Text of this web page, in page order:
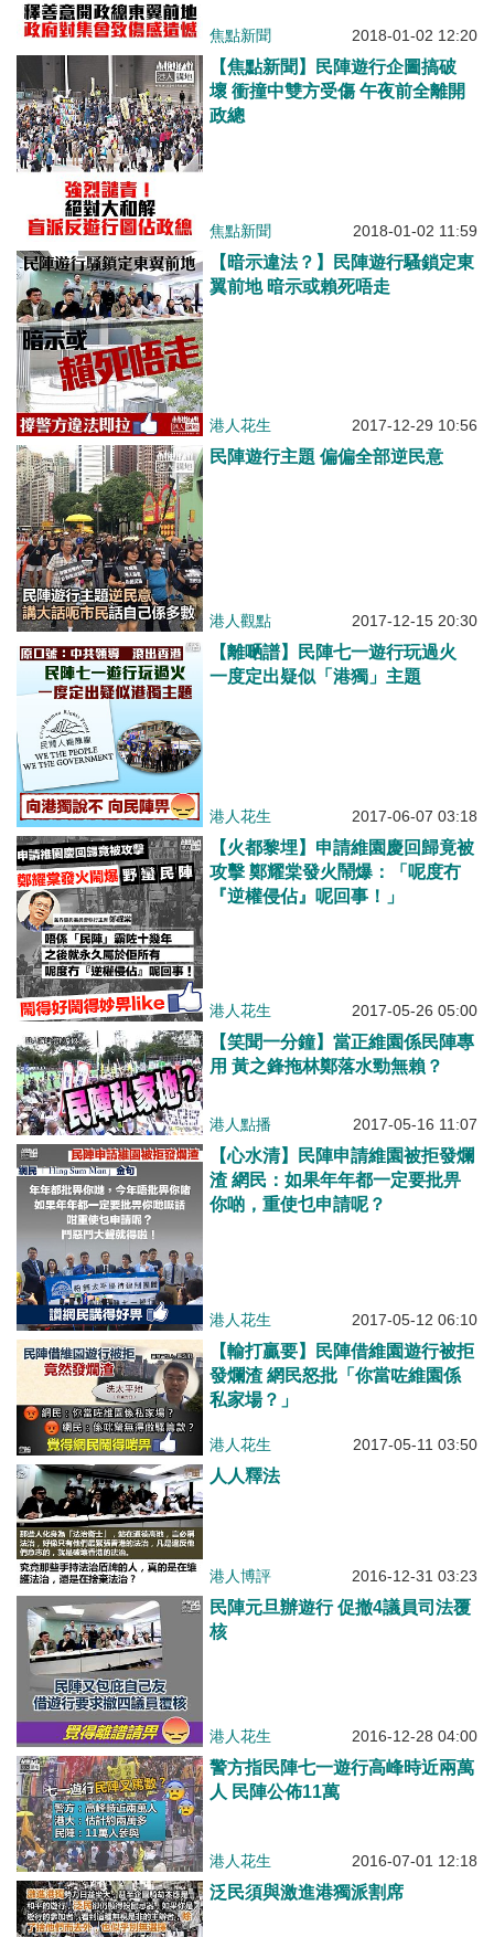
焦點新聞 2018-01-02 12:20
【焦點新聞】民陣遊行企圖搞破
壞 衝撞中雙方受傷 午夜前全離開
政總
焦點新聞 2018-01-02 11:59
【暗示違法？】民陣遊行騷鎖定東
翼前地 暗示或賴死唔走
港人花生 2017-12-29 10:56
民陣遊行主題 偏偏全部逆民意
港人觀點 2017-12-15 20:30
【離嗮譜】民陣七一遊行玩過火
一度定出疑似「港獨」主題
港人花生 2017-06-07 03:18
【火都黎埋】申請維園慶回歸竟被
攻擊 鄭耀棠發火鬧爆：「呢度冇
『逆權侵佔』呢回事！」
港人花生 2017-05-26 05:00
【笑聞一分鐘】當正維園係民陣專
用 黃之鋒拖林鄭落水勁無賴？
港人點播 2017-05-16 11:07
【心水清】民陣申請維園被拒發爛
渣 網民：如果年年都一定要批畀
你啲，重使乜申請呢？
港人花生 2017-05-12 06:10
【輸打贏要】民陣借維園遊行被拒
發爛渣 網民怒批「你當咗維園係
私家場？」
港人花生 2017-05-11 03:50
人人釋法
港人博評 2016-12-31 03:23
民陣元旦辦遊行 促撤4議員司法覆
核
港人花生 2016-12-28 04:00
警方指民陣七一遊行高峰時近兩萬
人 民陣公佈11萬
港人花生 2016-07-01 12:18
泛民須與激進港獨派割席